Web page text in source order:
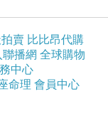
些有的沒的！
在令人直搖
府處理國政就
？賴清德如果
！
壓印與流淌
賣 比比昂代購
聯播網 全球購物
中心
命理 會員中心